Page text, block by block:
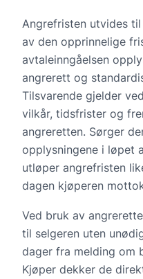
Angrefristen utvides
av den opprinnelige
avtaleinngåelsen
angrerett og
Tilsvarende gjelder
vilkår, tidsfrister og
angreretten. Sørger
opplysningene i løpet
utløper angrefristen
dagen kjøperen
Ved bruk av
til selgeren uten
dager fra melding om
Kjøper dekker de